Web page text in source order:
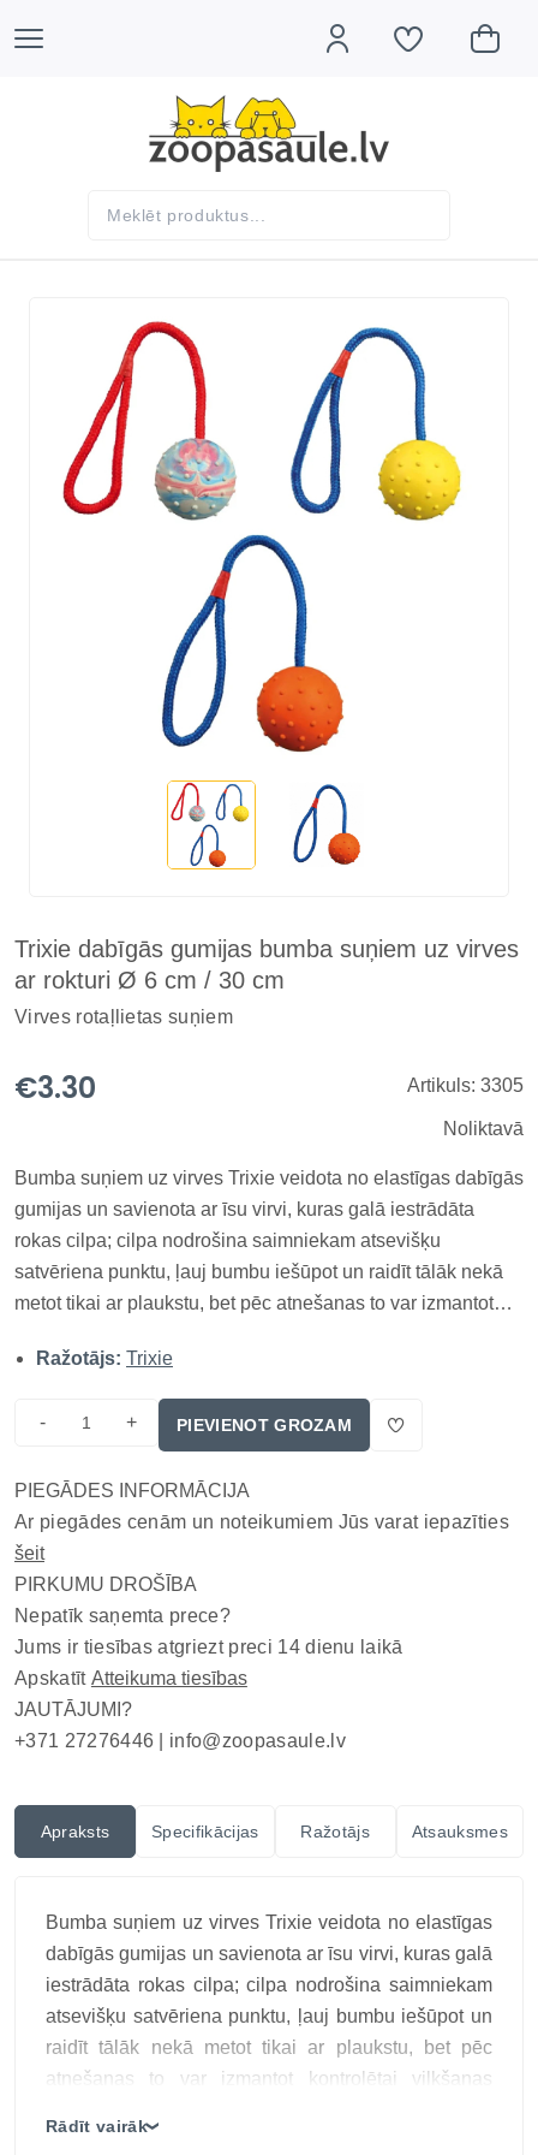
Trixie dabīgās gumijas bumba suņiem uz virves
ar rokturi Ø 6 cm / 30 cm
Virves rotaļlietas suņiem
€3.30 Artikuls: 3305
Noliktavā
Bumba suņiem uz virves Trixie veidota no elastīgas dabīgās
gumijas un savienota ar īsu virvi, kuras galā iestrādāta
rokas cilpa; cilpa nodrošina saimniekam atsevišķu
satvēriena punktu, ļauj bumbu iešūpot un raidīt tālāk nekā
metot tikai ar plaukstu, bet pēc atnešanas to var izmantot
Kompaktais virves garums paredzēts aktīvai mešanai un
Ražotājs: Trixie
- + PIEVIENOT GROZAM
PIEGĀDES INFORMĀCIJA
Ar piegādes cenām un noteikumiem Jūs varat iepazīties
šeit
PIRKUMU DROŠĪBA
Nepatīk saņemta prece?
Jums ir tiesības atgriezt preci 14 dienu laikā
Apskatīt Atteikuma tiesības
JAUTĀJUMI?
+371 27276446 | info@zoopasaule.lv
Apraksts Specifikācijas Ražotājs Atsauksmes
Bumba suņiem uz virves Trixie veidota no elastīgas
dabīgās gumijas un savienota ar īsu virvi, kuras galā
iestrādāta rokas cilpa; cilpa nodrošina saimniekam
atsevišķu satvēriena punktu, ļauj bumbu iešūpot un
raidīt tālāk nekā metot tikai ar plaukstu, bet pēc
atnešanas to var izmantot kontrolētai vilkšanas
Rādīt vairāk❯